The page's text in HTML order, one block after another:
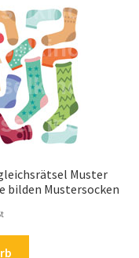
Muster
bilden Mustersocken